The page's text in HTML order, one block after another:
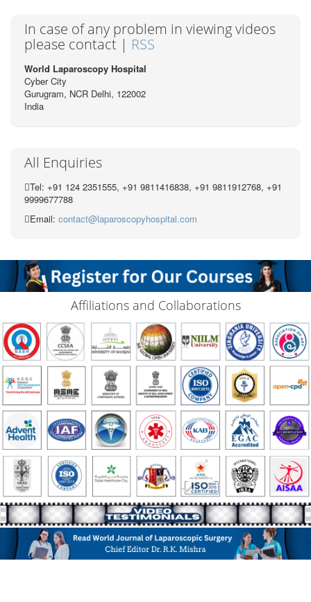
In case of any problem in viewing videos
please contact | RSS
World Laparoscopy Hospital
Cyber City
Gurugram, NCR Delhi, 122002
India
All Enquiries
Tel: +91 124 2351555, +91 9811416838, +91 9811912768, +91
9999677788
Email: contact@laparoscopyhospital.com
Affiliations and Collaborations